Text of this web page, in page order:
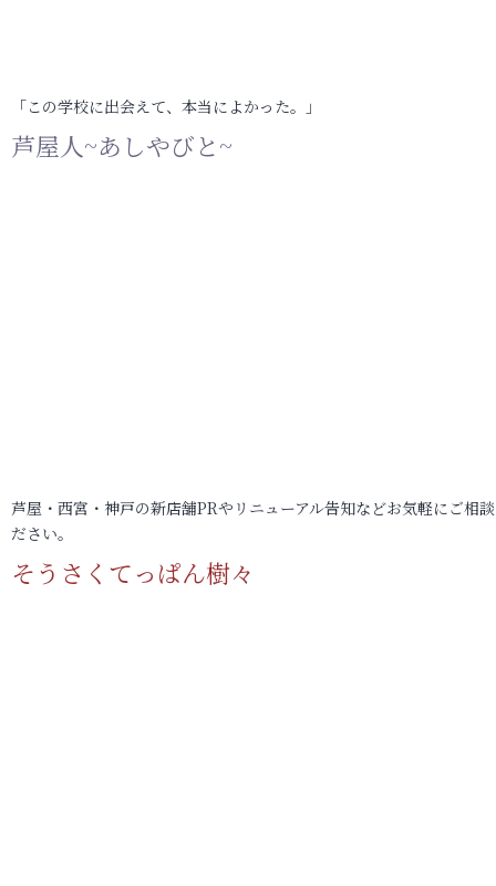
「この学校に出会えて、本当によかった。」
芦屋人~あしやびと~
芦屋・西宮・神戸の新店舗PRやリニューアル告知などお気軽にご相
ださい。
そうさくてっぱん樹々